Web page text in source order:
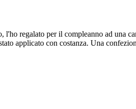
l'ho regalato per il compleanno ad una
applicato con costanza. Una